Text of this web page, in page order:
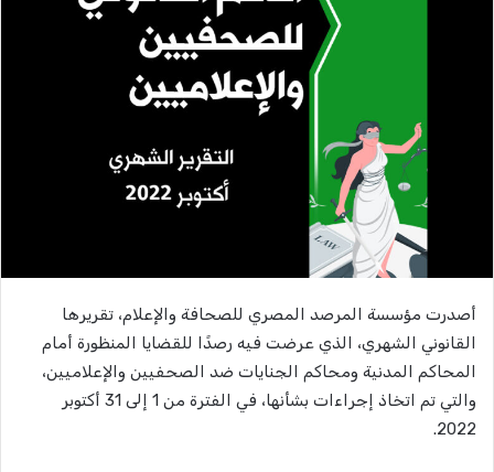
أصدرت مؤسسة المرصد المصري للصحافة والإعلام، تقريرها
القانوني الشهري، الذي عرضت فيه رصدًا للقضايا المنظورة أمام
المحاكم المدنية ومحاكم الجنايات ضد الصحفيين والإعلاميين،
والتي تم اتخاذ إجراءات بشأنها، في الفترة من 1 إلى 31 أكتوبر
2022.